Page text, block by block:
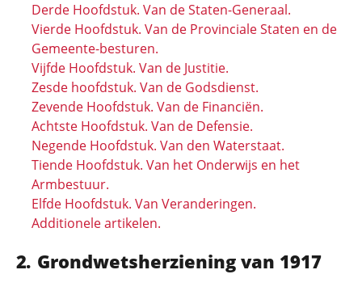
Derde Hoofdstuk. Van de Staten-Generaal.
Vierde Hoofdstuk. Van de Provinciale Staten en de
Gemeente-besturen.
Vijfde Hoofdstuk. Van de Justitie.
Zesde hoofdstuk. Van de Godsdienst.
Zevende Hoofdstuk. Van de Financiën.
Achtste Hoofdstuk. Van de Defensie.
Negende Hoofdstuk. Van den Waterstaat.
Tiende Hoofdstuk. Van het Onderwijs en het
Armbestuur.
Elfde Hoofdstuk. Van Veranderingen.
Additionele artikelen.
Grondwetsherziening van 1917